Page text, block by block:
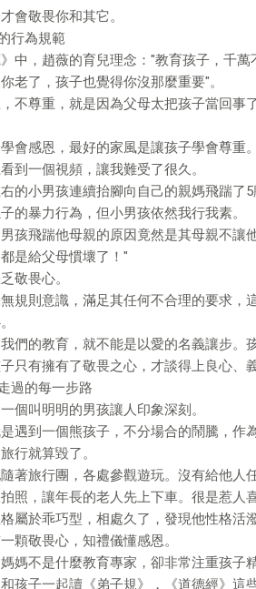
會敬畏你和其它。
行為規範
中，趙薇的育兒理念："教育孩子，千
老了，孩子也覺得你沒那麼重要"。
不尊重，就是因為父母太把孩子當回事
會感恩，最好的家風是讓孩子學會尊重。
到一個視頻，讓我難受了很久。
的小男孩連續抬腳向自己的親媽飛踹了
的暴力行為，但小男孩依然我行我素。
孩飛踹他母親的原因竟然是其母親不讓
是給父母慣壞了！"
敬畏心。
規則意識，滿足其任何不合理的要求，
們的教育，就不能是以愛的名義讓步。
只有擁有了敬畏之心，才談得上良心、
過的每一步路
個叫明明的男孩讓人印象深刻。
遇到一個熊孩子，不分場合的鬧騰，作
行就算毀了。
著旅行團，各處參觀遊玩。沒有給他人
照，讓年長的老人先上下車。很是惹人喜
屬於乖巧型，相處久了，發現他性格活
顆敬畏心，知禮儀懂感恩。
媽不是什麼教育專家，卻非常注重孩子
孩子一起讀《弟子規》，《道德經》這